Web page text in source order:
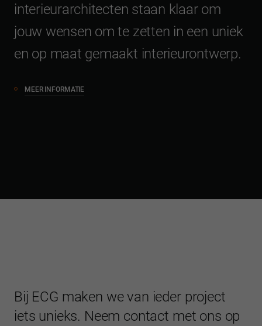
interieurarchitecten staan klaar om
jouw wensen om te zetten in een uniek
en op maat gemaakt interieurontwerp.
MEER INFORMATIE
Bij ECG maken we van ieder project
iets unieks. Neem contact met ons op